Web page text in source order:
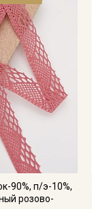
90%, п/э-10%,
розово-